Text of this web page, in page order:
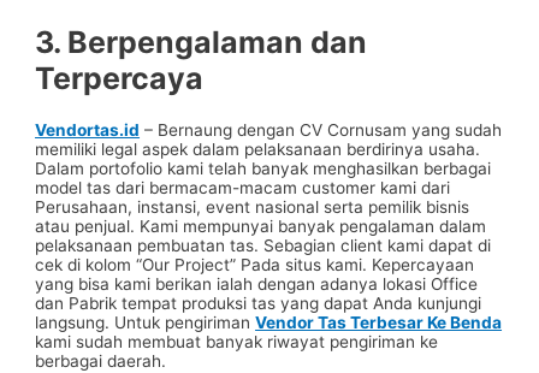
3. Berpengalaman dan
Terpercaya
Vendortas.id – Bernaung dengan CV Cornusam yang sudah
memiliki legal aspek dalam pelaksanaan berdirinya usaha.
Dalam portofolio kami telah banyak menghasilkan berbagai
model tas dari bermacam-macam customer kami dari
Perusahaan, instansi, event nasional serta pemilik bisnis
atau penjual. Kami mempunyai banyak pengalaman dalam
pelaksanaan pembuatan tas. Sebagian client kami dapat di
cek di kolom “Our Project” Pada situs kami. Kepercayaan
yang bisa kami berikan ialah dengan adanya lokasi Office
dan Pabrik tempat produksi tas yang dapat Anda kunjungi
langsung. Untuk pengirimanVendor Tas Terbesar Ke Benda
kami sudah membuat banyak riwayat pengiriman ke
berbagai daerah.